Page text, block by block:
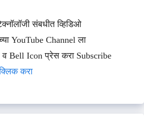
संबधीत व्हिडिओ
YouTube Channel ला
व Bell Icon प्रेस करा Subscribe
करा